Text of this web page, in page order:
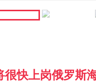
很快上岗俄罗斯